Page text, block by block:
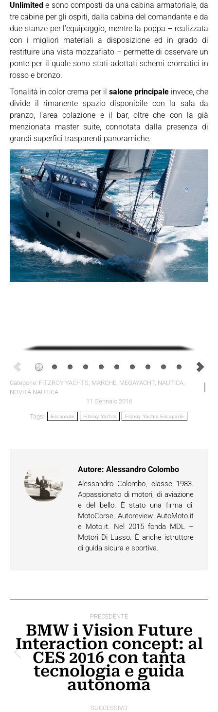
Unlimited e sono composti da una cabina armatoriale, da
tre cabine per gli ospiti, dalla cabina del comandante e da
due stanze per l’equipaggio, mentre la poppa – realizzata
con i migliori materiali a disposizione ed in grado di
restituire una vista mozzafiato – permette di osservare un
ponte per il quale sono stati adottati schemi cromatici in
rosso e bronzo.
Tonalità in color crema per il salone principale invece, che
divide il rimanente spazio disponibile con la sala da
pranzo, l’area colazione e il bar, oltre che con la già
menzionata master suite, connotata dalla presenza di
grandi superfici trasparenti panoramiche.
Categorie: FITZROY YACHTS, MARCHE, MEGAYACHT, NAUTICA,
NOVITÀ NAUTICA
11 Gennaio 2016
Tags: Escapade Fitzroy Yachts Fitzroy Yachts Escapade
Autore: Alessandro Colombo
Alessandro Colombo, classe 1983.
Appassionato di motori, di aviazione
e del bello. È stato una firma di:
MotoCorse, Autoreview, AutoMoto.it
e Moto.it. Nel 2015 fonda MDL –
Motori Di Lusso. È anche istruttore
di guida sicura e sportiva.
post
PRECEDENTE
Post
precedente:
BMW i Vision Future
Interaction concept: al
CES 2016 con tanta
tecnologia e guida
autonoma
SUCCESSIVO